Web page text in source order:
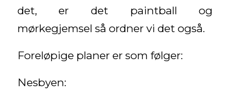
det, er det paintball og
mørkegjemsel så ordner vi det også.
Foreløpige planer er som følger:
Nesbyen: